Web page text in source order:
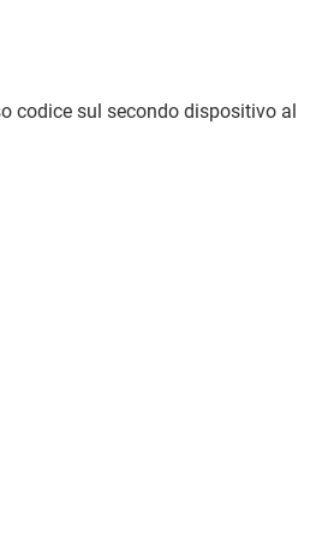
codice sul secondo dispositivo al